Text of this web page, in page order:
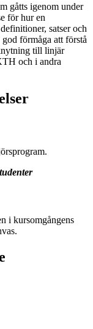
gåtts igenom under
för hur en
satser och
förmåga att förstå
till linjär
och i andra
i kursomgångens